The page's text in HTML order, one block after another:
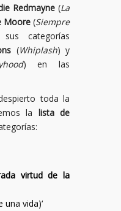
Redmayne (La
Moore (Siempre
categorías
(Whiplash) y
) en las
toda la
la lista de
virtud de la
una vida)‘